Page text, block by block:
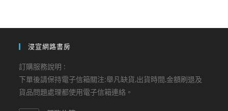
浸宣網路書房
訂購服務說明 :
下單後請保持電子信箱關注:舉凡缺貨,出貨時間,金額刷退及
貨品問題處理都使用電子信箱連絡。